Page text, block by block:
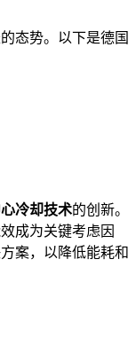
态势。以下是德国
冷却技术的创新。
成为关键考虑因
案，以降低能耗和